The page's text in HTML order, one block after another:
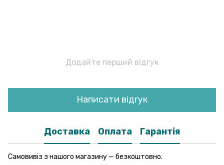
Додайте перший відгук
Написати відгук
Доставка Оплата Гарантія
Самовивіз з нашого магазину — безкоштовно.